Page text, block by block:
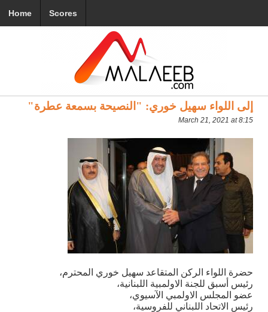
Home Scores
إلى اللواء سهيل خوري: "النصيحة بسمعة عطرة"
March 21, 2021 at 8:15
حضرة اللواء الركن المتقاعد سهيل خوري المحترم،
رئيس أسبق للجنة الاولمبية اللبنانية،
عضو المجلس الاولمبي الآسيوي،
رئيس الاتحاد اللبناني للفروسية،